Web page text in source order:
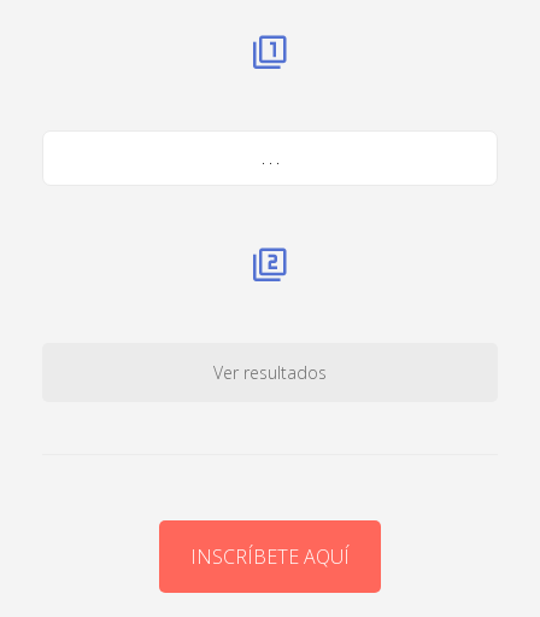
. . .
Ver resultados
INSCRÍBETE AQUÍ